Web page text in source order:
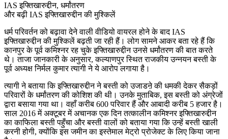
IAS इफ्तिखारुद्दीन, धर्मांतरण
और बढ़ी IAS इफ्तिखारुद्दीन की मुश्किलें
धर्म परिवर्तन को बढ़ावा देने वाली वीडियो वायरल होने के बाद IAS
इफ्तिखारुद्दीन की मुश्किलें बढ़ती जा रही हैं। लोग सामने आकर बता रहे हैं कि
कानपुर के पूर्व कमिश्नर रह चुके इफ्तिखारुद्दीन उनसे धर्मांतरण की बात करते
थे। ताजा जानकारी के अनुसार, कल्याणपुर स्थित राजकीय उन्नयन बस्ती के
पूर्व अध्यक्ष निर्मल कुमार त्यागी ने ये आरोप लगाया है।
त्यागी ने बताया कि इफ्तिखारुद्दीन ने बस्ती को उजाडऩे की धमकी देकर सैकड़ों
परिवारों के धर्मांतरण की कोशिश की थी। उनके मुताबिक, इस बस्ती को अंग्रेजों
द्वारा बसाया गया था। वहाँ करीब 600 परिवार हैं और आबादी करीब 5 हजार है।
साल 2016 में अक्टूबर में अचानक एक दिन तत्कालीन कमिश्नर इफ्तिखारुद्दीन
का काफिला बस्ती पहुँचा और बस्ती वालों को बताया गया कि उन्हें बस्ती खाली
करनी होगी, क्योंकि इस जमीन का इस्तेमाल मेट्रो प्रोजेक्ट के लिए किया जाना